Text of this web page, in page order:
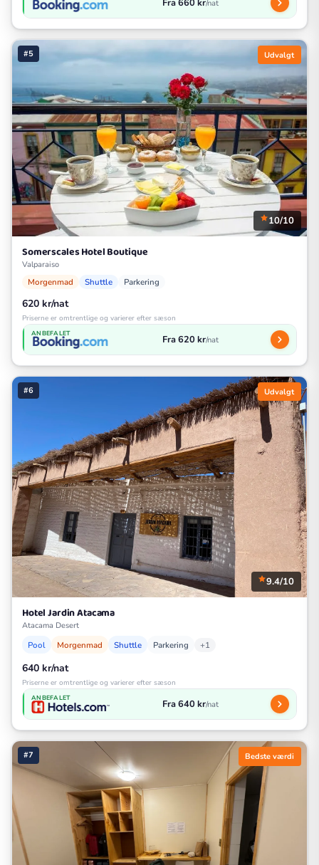
Fra 660 kr/nat
#5 Udvalgt
10/10
Somerscales Hotel Boutique
Valparaiso
Morgenmad Shuttle Parkering
620 kr/nat
Priserne er omtrentlige og varierer efter sæson
ANBEFALET Fra 620 kr/nat
#6 Udvalgt
9.4/10
Hotel Jardin Atacama
Atacama Desert
Pool Morgenmad Shuttle Parkering +1
640 kr/nat
Priserne er omtrentlige og varierer efter sæson
ANBEFALET Fra 640 kr/nat
#7 Bedste værdi